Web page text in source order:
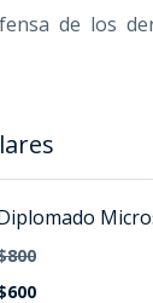
de los